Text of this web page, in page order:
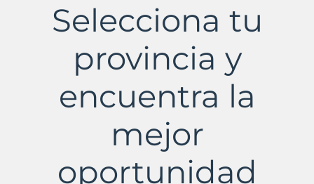
MurbalandsSelecciona tu
provincia y
encuentra la
mejor
oportunidad